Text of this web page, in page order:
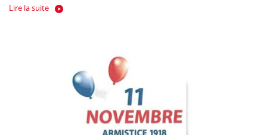
Lire la suite